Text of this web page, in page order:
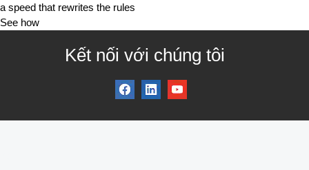
a speed that rewrites the rules
See how
Kết nối với chúng tôi